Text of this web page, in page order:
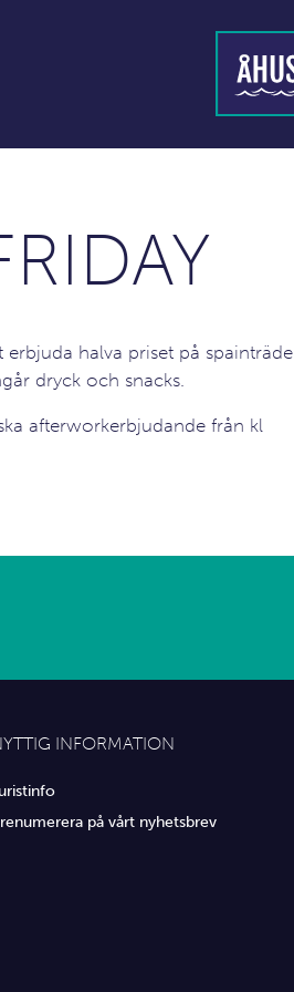
erbjuda halva priset på spainträde
dryck och snacks.
afterworkerbjudande från kl
INFORMATION
på vårt nyhetsbrev